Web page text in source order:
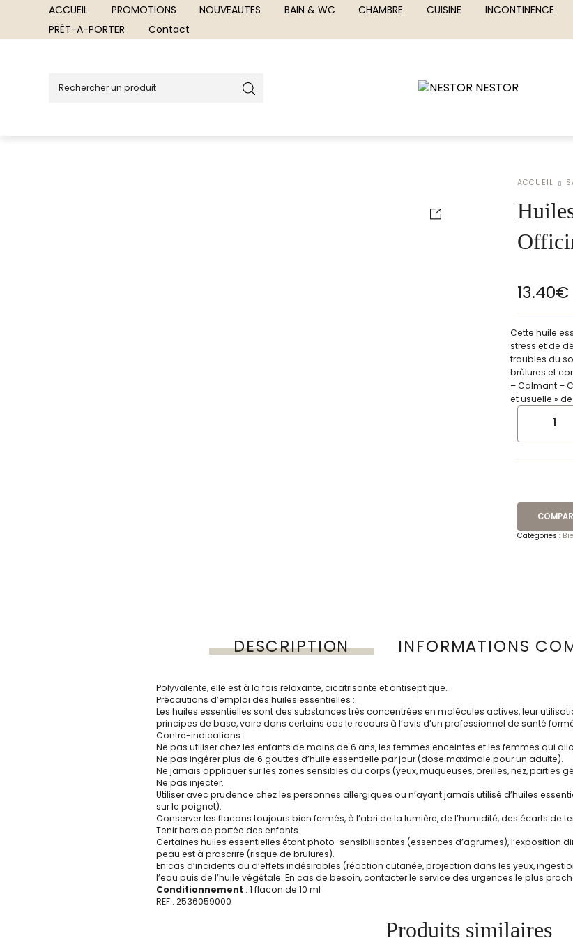
ACCUEIL PROMOTIONS NOUVEAUTES BAIN & WC CHAMBRE CUISINE INCONTINENCE
PRÊT-A-PORTER
Contact
ACCUEIL
13.40€
Cette huile
stress et de
troubles du
brûlures et
– Calmant –
et usuelle »
QUANTITÉ DE
Catégories :
DESCRIPTION INFORMATIONS
Polyvalente, elle est à la fois relaxante, cicatrisante et antiseptique.
Précautions d’emploi des huiles essentielles :
Les huiles essentielles sont des substances très concentrées en molécules actives, leur
principes de base, voire dans certains cas le recours à l’avis d’un professionnel de santé
Contre-indications :
Ne pas utiliser chez les enfants de moins de 6 ans, les femmes enceintes et les femmes qui
Ne pas ingérer plus de 6 gouttes d’huile essentielle par jour (dose maximale pour un adulte).
Ne jamais appliquer sur les zones sensibles du corps (yeux, muqueuses, oreilles, nez, parties
Ne pas injecter.
Utiliser avec prudence chez les personnes allergiques ou n’ayant jamais utilisé d’huiles
sur le poignet).
Conserver les flacons toujours bien fermés, à l’abri de la lumière, de l’humidité, des écarts de
Tenir hors de portée des enfants.
Certaines huiles essentielles étant photo-sensibilisantes (essences d’agrumes), l’exposition
peau est à proscrire (risque de brûlures).
En cas d’incidents ou d’effets indésirables (réaction cutanée, projection dans les yeux,
l’eau puis de l’huile végétale. En cas de besoin, contacter le service des urgences le plus
Conditionnement : 1 flacon de 10 ml
REF : 2536059000
Produits similaires